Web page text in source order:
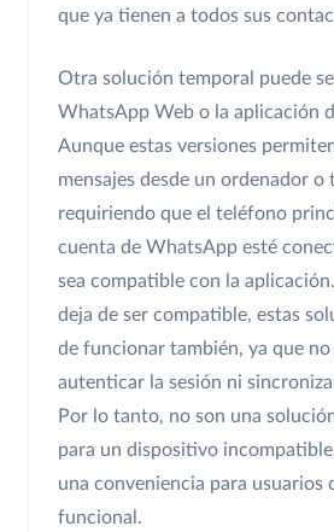
que ya tienen a todos sus
Otra solución temporal puede
WhatsApp Web o la aplicación
Aunque estas versiones
mensajes desde un ordenador o
requiriendo que el teléfono
cuenta de WhatsApp esté
sea compatible con la
deja de ser compatible, estas
de funcionar también, ya que
autenticar la sesión ni
Por lo tanto, no son una
para un dispositivo
una conveniencia para usuarios
funcional.